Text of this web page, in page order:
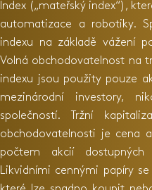
Index („mateřský index“),
automatizace a robotiky.
indexu na základě vážení
Volná obchodovatelnost na
indexu jsou použity pouze
mezinárodní investory,
společností. Tržní
obchodovatelnosti je cena
počtem akcií dostupných
Likvidními cennými papíry